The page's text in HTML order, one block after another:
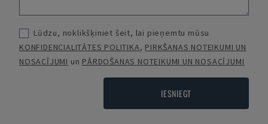
Lūdzu, noklikšķiniet šeit, lai pieņemtu mūsu
KONFIDENCIALITĀTES POLITIKA, PIRKŠANAS NOTEIKUMI UN
NOSACĪJUMI un PĀRDOŠANAS NOTEIKUMI UN NOSACĪJUMI
IESNIEGT